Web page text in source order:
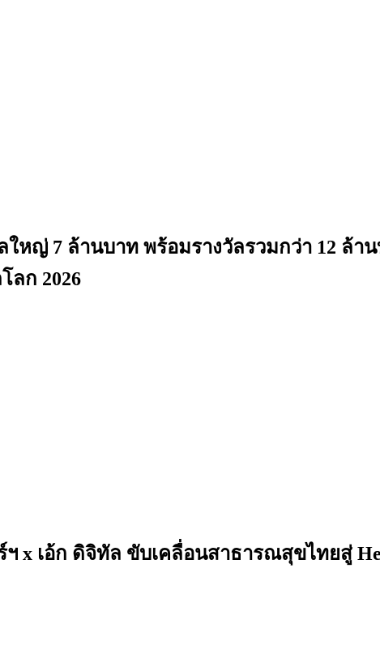
หญ่ 7 ล้านบาท พร้อมรางวัลรวมกว่า 12 ล้า
ลก 2026
เอ้ก ดิจิทัล ขับเคลื่อนสาธารณสุขไทยสู่